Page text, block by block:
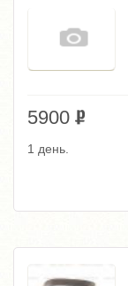
5900
1 день.